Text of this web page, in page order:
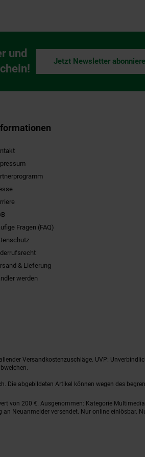
und
Jetzt Newsletter
Fragen (FAQ)
& Lieferung
werden
Versandkostenzuschläge. UVP:
abgebildeten Artikel können wegen des
von 200 €. Ausgenommen: Kategorie
Neuanmelder versendet. Nur online einlösbar.